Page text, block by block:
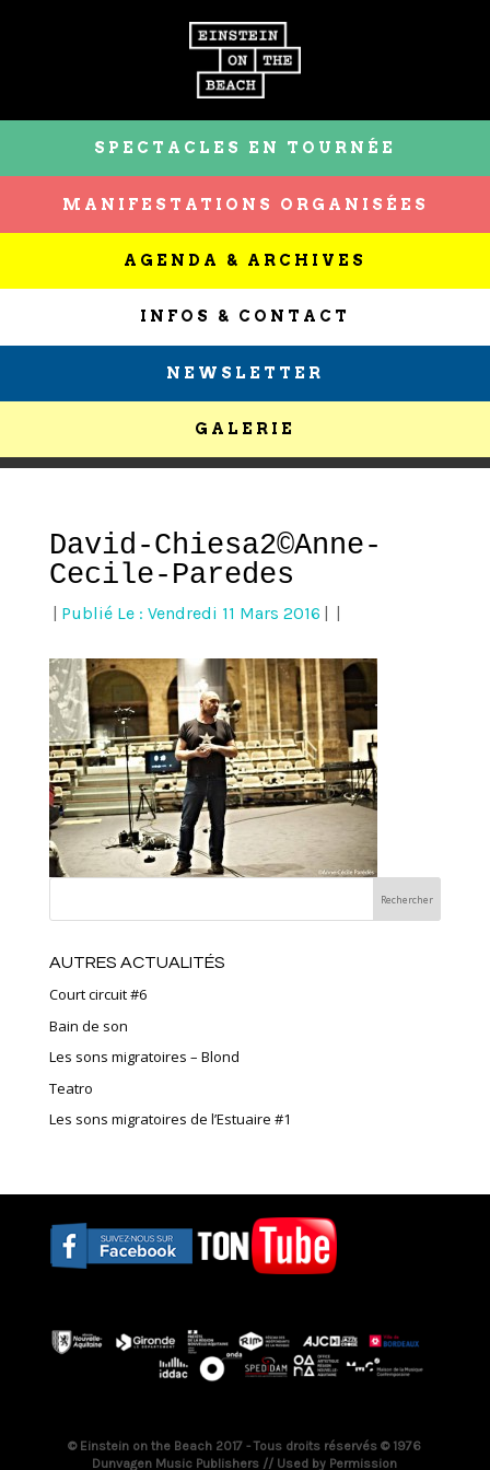
SPECTACLES EN TOURNÉE
MANIFESTATIONS ORGANISÉES
AGENDA & ARCHIVES
INFOS & CONTACT
NEWSLETTER
GALERIE
David-Chiesa2©Anne-
Cecile-Paredes
Publié Le : Vendredi 11 Mars 2016
AUTRES ACTUALITÉS
Court circuit #6
Bain de son
Les sons migratoires – Blond
Teatro
Les sons migratoires de l’Estuaire #1
© Einstein on the Beach 2017 - Tous droits réservés © 1976
Dunvagen Music Publishers // Used by Permission